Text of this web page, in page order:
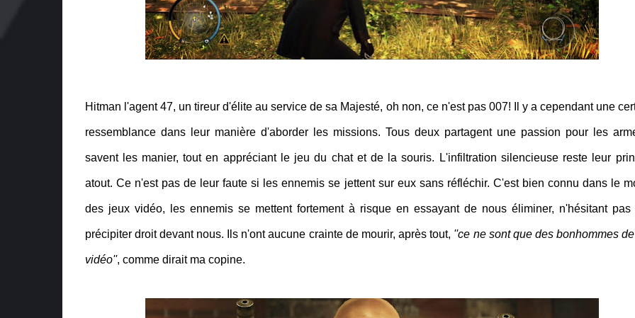
Hitman l'agent 47, un tireur d'élite au service de sa Majesté, oh non, ce n'est pas 007! Il y a cependant une
ressemblance dans leur manière d'aborder les missions. Tous deux partagent une passion pour les
savent les manier, tout en appréciant le jeu du chat et de la souris. L'infiltration silencieuse reste leur
atout. Ce n'est pas de leur faute si les ennemis se jettent sur eux sans réfléchir. C'est bien connu dans le
des jeux vidéo, les ennemis se mettent fortement à risque en essayant de nous éliminer, n'hésitant
précipiter droit devant nous. Ils n'ont aucune crainte de mourir, après tout, ''ce ne sont que des bonhommes
vidéo'', comme dirait ma copine.